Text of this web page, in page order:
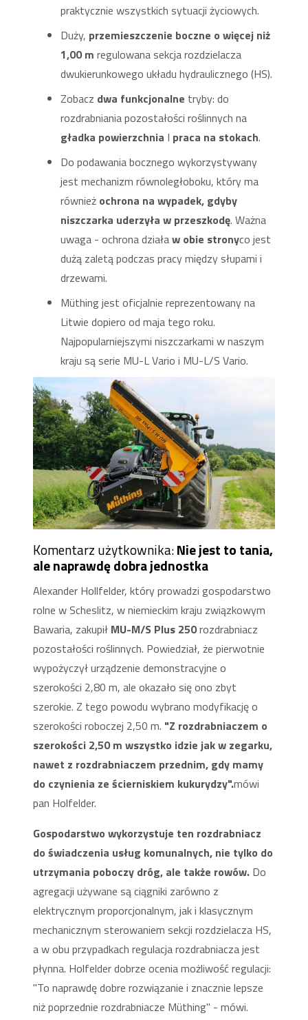
praktycznie wszystkich sytuacji życiowych.
Duży, przemieszczenie boczne o więcej niż
1,00 m regulowana sekcja rozdzielacza
dwukierunkowego układu hydraulicznego (HS).
Zobacz dwa funkcjonalne tryby: do
rozdrabniania pozostałości roślinnych na
gładka powierzchnia I praca na stokach.
Do podawania bocznego wykorzystywany
jest mechanizm równoległoboku, który ma
również ochrona na wypadek, gdyby
niszczarka uderzyła w przeszkodę. Ważna
uwaga - ochrona działaw obie stronyco jest
dużą zaletą podczas pracy między słupami i
drzewami.
Müthing jest oficjalnie reprezentowany na
Litwie dopiero od maja tego roku.
Najpopularniejszymi niszczarkami w naszym
kraju są serie MU-L Vario i MU-L/S Vario.
Komentarz użytkownika:Nie jest to tania,
ale naprawdę dobra jednostka
Alexander Hollfelder, który prowadzi gospodarstwo
rolne w Scheslitz, w niemieckim kraju związkowym
Bawaria, zakupił MU-M/S Plus 250rozdrabniacz
pozostałości roślinnych. Powiedział, że pierwotnie
wypożyczył urządzenie demonstracyjne o
szerokości 2,80 m, ale okazało się ono zbyt
szerokie. Z tego powodu wybrano modyfikację o
szerokości roboczej 2,50 m. "Z rozdrabniaczem o
szerokości 2,50 m wszystko idzie jak w zegarku,
nawet z rozdrabniaczem przednim, gdy mamy
do czynienia ze ścierniskiem kukurydzy".mówi
pan Holfelder.
Gospodarstwo wykorzystuje ten rozdrabniacz
do świadczenia usług komunalnych, nie tylko do
utrzymania poboczy dróg, ale także rowów. Do
agregacji używane są ciągniki zarówno z
elektrycznym proporcjonalnym, jak i klasycznym
mechanicznym sterowaniem sekcji rozdzielacza HS,
a w obu przypadkach regulacja rozdrabniacza jest
płynna. Holfelder dobrze ocenia możliwość regulacji:
"To naprawdę dobre rozwiązanie i znacznie lepsze
niż poprzednie rozdrabniacze Müthing" - mówi.